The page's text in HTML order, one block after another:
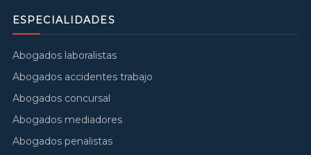
ESPECIALIDADES
Abogados laboralistas
Abogados accidentes trabajo
Abogados concursal
Abogados mediadores
Abogados penalistas